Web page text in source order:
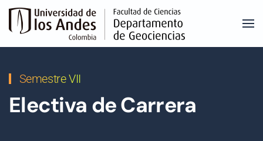
Skip to main content
Semestre VII
Electiva de Carrera